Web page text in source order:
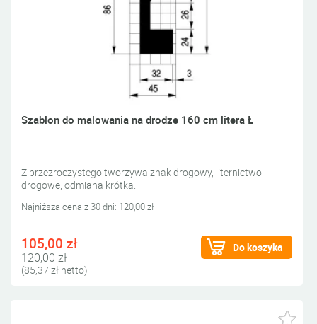
Szablon do malowania na drodze 160 cm litera Ł
Z przezroczystego tworzywa znak drogowy, liternictwo
drogowe, odmiana krótka.
Najniższa cena z 30 dni: 120,00 zł
105,00 zł
120,00 zł
(85,37 zł netto)
Do koszyka